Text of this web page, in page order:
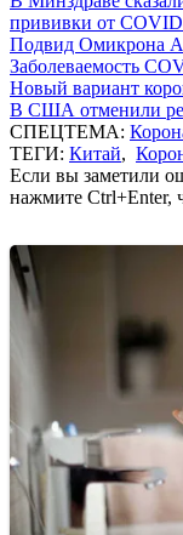
прививки от
Подвид Омикрона
Заболеваемость
Новый вариант
В США отменили
СПЕЦТЕМА:
ТЕГИ: Китай,
Если вы заметили
нажмите Ctrl+Enter,